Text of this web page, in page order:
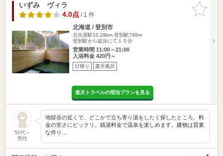
お気に入
りに追加
いずみ ヴィラ
4.0点/ 1 件
北海道 / 登別市
北吉原駅10.28km 登別駅788m
登別駅から徒歩にて１５分
営業時間 11:00～21:00
入浴料金 420円～
日帰り 露天風呂
楽天トラベルの宿泊プランを見る
50代～
男性
地獄谷の近くで、どこかで立ち寄り湯をしたく探したところ、料
金の安さにビックリ。銭湯料金で温泉を楽しめます。建物は質素
な作り…